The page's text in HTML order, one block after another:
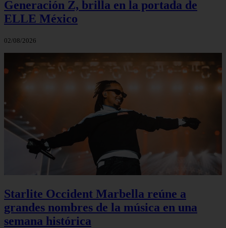
Generación Z, brilla en la portada de
ELLE México
02/08/2026
Starlite Occident Marbella reúne a
grandes nombres de la música en una
semana histórica